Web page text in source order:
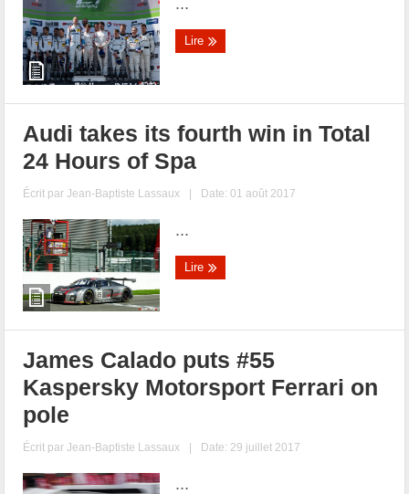
Lire
Audi takes its fourth win in Total
24 Hours of Spa
Écrit parJean-Baptiste Lassaux | Date: 01 août 2017
...
Lire
James Calado puts #55
Kaspersky Motorsport Ferrari on
pole
Écrit parJean-Baptiste Lassaux | Date: 29 juillet 2017
...